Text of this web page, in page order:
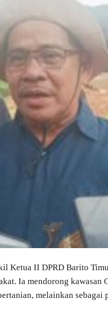
Ketua II DPRD Barito
Ia mendorong kawasan
melainkan sebagai